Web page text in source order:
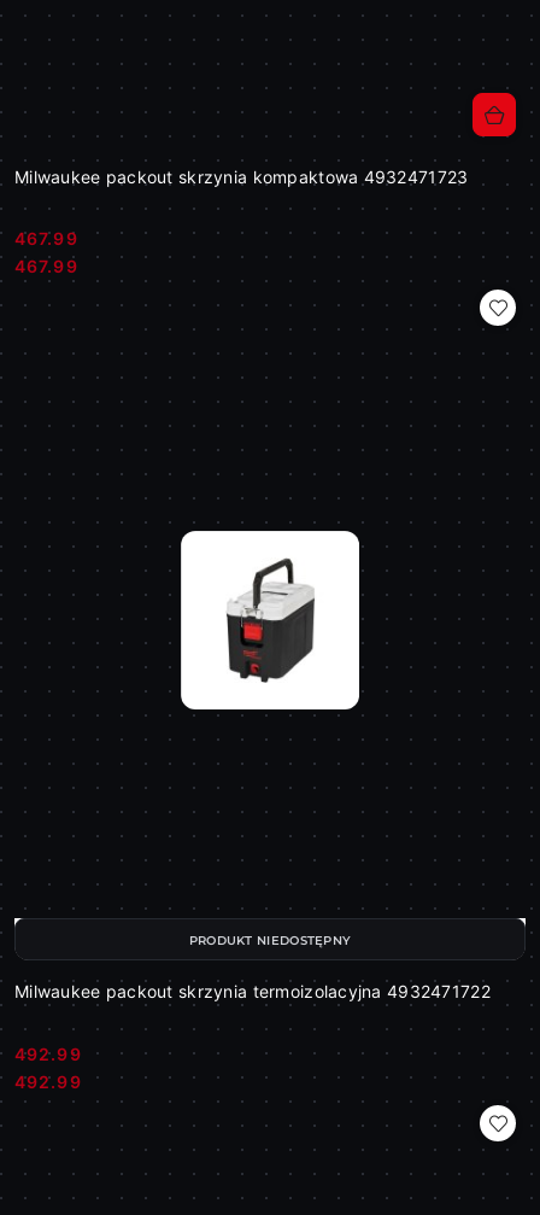
Milwaukee packout skrzynia kompaktowa 4932471723
Cena:
467.99
Cena:
467.99
Milwaukee packout skrzynia termoizolacyjna 4932471722
Cena:
492.99
Cena:
492.99
PRODUKT NIEDOSTĘPNY